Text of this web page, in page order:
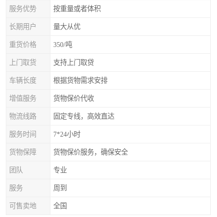
服务优势 按重量或者体积
长期用户 量大从优
重货价格 350/吨
上门取货 支持上门取贷
车辆长度 根据货物需求安排
增值服务 货物保价代收
物流线路 固定专线，高效直达
服务时间 7*24小时
货物保障 货物保价服务，确保安全
团队 专业
服务 周到
可售卖地 全国